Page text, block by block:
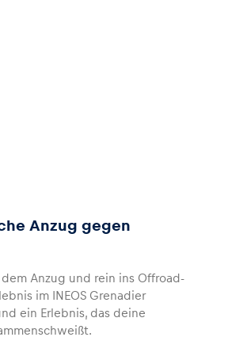
Anzug gegen
dem Anzug und rein ins Offroad-
im INEOS Grenadier
ein Erlebnis, das deine